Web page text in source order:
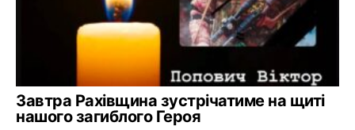
Завтра Рахівщина зустрічатиме на щиті
нашого загиблого Героя